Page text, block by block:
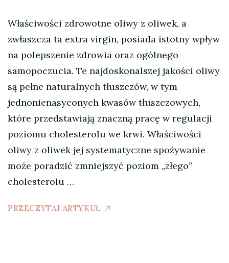
Właściwości zdrowotne oliwy z oliwek, a
zwłaszcza ta extra virgin, posiada istotny wpływ
na polepszenie zdrowia oraz ogólnego
samopoczucia. Te najdoskonalszej jakości oliwy
są pełne naturalnych tłuszczów, w tym
jednonienasyconych kwasów tłuszczowych,
które przedstawiają znaczną pracę w regulacji
poziomu cholesterolu we krwi. Właściwości
oliwy z oliwek jej systematyczne spożywanie
może poradzić zmniejszyć poziom „złego”
cholesterolu …
PRZECZYTAJ ARTYKUŁ